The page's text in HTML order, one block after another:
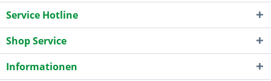
Service Hotline
Shop Service
Informationen